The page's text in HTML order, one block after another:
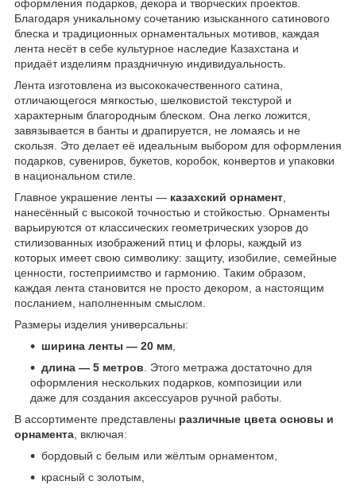
оформления подарков, декора и творческих проектов.
Благодаря уникальному сочетанию изысканного сатинового
блеска и традиционных орнаментальных мотивов, каждая
лента несёт в себе культурное наследие Казахстана и
придаёт изделиям праздничную индивидуальность.
Лента изготовлена из высококачественного сатина,
отличающегося мягкостью, шелковистой текстурой и
характерным благородным блеском. Она легко ложится,
завязывается в банты и драпируется, не ломаясь и не
скользя. Это делает её идеальным выбором для оформления
подарков, сувениров, букетов, коробок, конвертов и упаковки
в национальном стиле.
Главное украшение ленты — казахский орнамент
нанесённый с высокой точностью и стойкостью. Орнаменты
варьируются от классических геометрических узоров до
стилизованных изображений птиц и флоры, каждый из
которых имеет свою символику: защиту, изобилие, семейные
ценности, гостеприимство и гармонию. Таким образом,
каждая лента становится не просто декором, а настоящим
посланием, наполненным смыслом.
Размеры изделия универсальны:
ширина ленты — 20 мм
длина — 5 метров . Этого метража достаточно для
оформления нескольких подарков, композиции или
даже для создания аксессуаров ручной работы.
В ассортименте представлены различные цвета основы и
орнамента , включая:
бордовый с белым или жёлтым орнаментом,
красный с золотым,